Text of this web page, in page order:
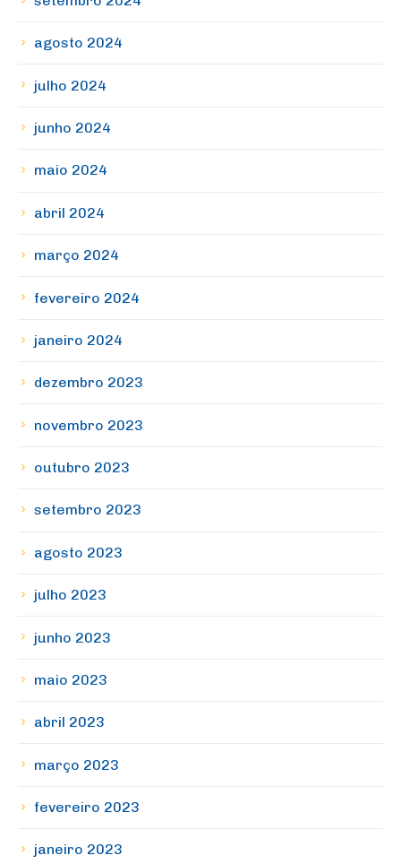
agosto 2024
julho 2024
junho 2024
maio 2024
abril 2024
março 2024
fevereiro 2024
janeiro 2024
dezembro 2023
novembro 2023
outubro 2023
setembro 2023
agosto 2023
julho 2023
junho 2023
maio 2023
abril 2023
março 2023
fevereiro 2023
janeiro 2023